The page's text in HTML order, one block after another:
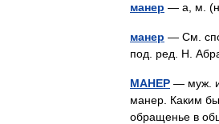
манер — а, м.
манер — См.
под. ред. Н.
МАНЕР — муж. и
манер. Каким
обращенье в